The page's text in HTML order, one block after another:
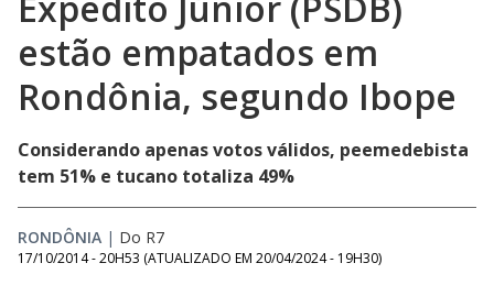
estão empatados em
Rondônia, segundo Ibope
Considerando apenas votos válidos, peemedebista
tem 51% e tucano totaliza 49%
RONDÔNIA | Do R7
17/10/2014 - 20H53 (ATUALIZADO EM 20/04/2024 - 19H30)